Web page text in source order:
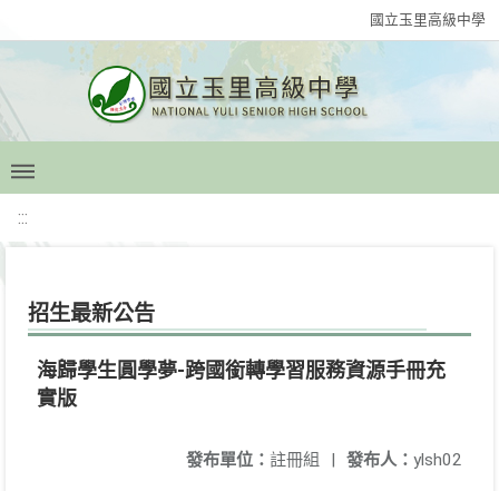
國立玉里高級中學
:::
招生最新公告
海歸學生圓學夢-跨國銜轉學習服務資源手冊充
實版
發布人： ylsh02
發布單位： 註冊組 |